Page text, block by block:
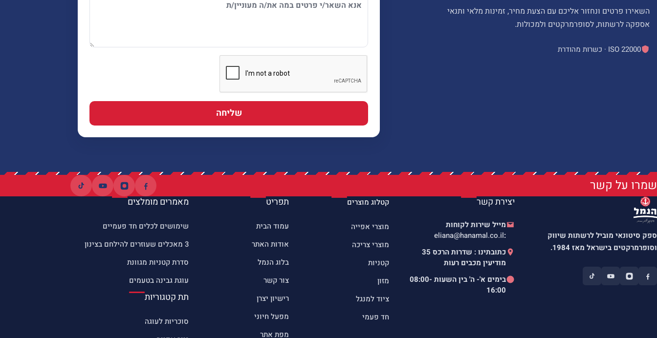
השאירו פרטים ונחזור אליכם עם הצעת מחיר, זמינות מלאי ותנאי
אספקה לרשתות, לסופרמרקטים ולמכולות.
ISO 22000 · כשרות מהודרת
שליחה
שמרו על קשר
ספק סיטונאי מוביל לרשתות שיווק
וסופרמרקטים בישראל מאז 1984.
יצירת קשר
מייל שירות לקוחות
:
eliana@hanamal.co.il
כתובתינו : שדרות הרכס 35
מודיעין מכבים רעות
בימים א'- ה' בין השעות 08:00-
16:00
קטלוג מוצרים
מוצרי אפייה
מוצרי צריכה
קטניות
מזון
ציוד למנגל
חד פעמי
תפריט
עמוד הבית
אודות האתר
בלוג הנמל
צור קשר
רישיון יצרן
מפעל חיוני
מפת אתר
מאמרים מומלצים
שימושים לכלים חד פעמיים
3 מאכלים שעוזרים להילחם בצינון
סדרת קטניות מגוונת
עוגת גבינה בטעמים
תת קטגוריות
סוכריות לעוגה